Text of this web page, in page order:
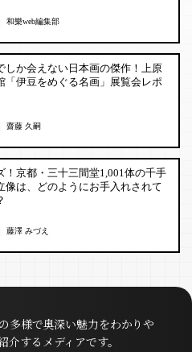
和樂web編集部
しか会えない日本画の傑作！上原
「伊豆をめぐる名画」展覧会レポ
齋藤 久嗣
！京都・三十三間堂1,001体の千手
像は、どのようにお手入れされて
藤澤 みづえ
多様で奥深い魅力をわかりや
するメディアです。